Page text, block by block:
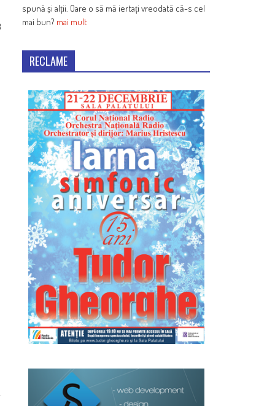
spună și alții. Oare o să mă iertați vreodată că-s cel
mai bun? mai mult
RECLAME